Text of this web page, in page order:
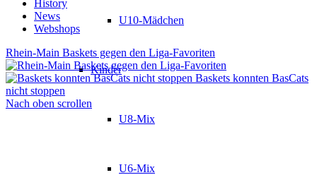
U10-Mädchen
Kinder
U8-Mix
U6-Mix
History
News
Webshops
Rhein-Main Baskets gegen den Liga-Favoriten
Baskets konnten BasCats
nicht stoppen
Nach oben scrollen